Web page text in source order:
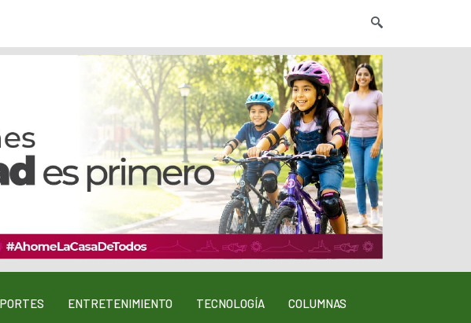
ENTRETENIMIENTO TECNOLOGÍA COLUMNAS